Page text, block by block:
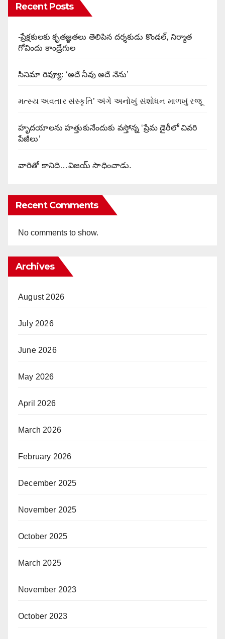
Recent Posts
-ప్రేక్షకులకు కృతజ్ఞతలు తెలిపిన దర్శకుడు కొండల్, నిర్మాత
గోవిందు కాండ్రేగుల
సినిమా రివ్యూ: ‘అదే నీవు అదే నేను’
મત્સ્ય અવતાર સંસ્કૃતિ’ અંગે અનોખું સંશોધન માળખું રજૂ
హృదయాలను హత్తుకునేందుకు వస్తోన్న ‘ప్రేమ డైరీలో చివరి
పేజీలు’
వారితో కానిది…విజయ్ సాధించాడు.
Recent Comments
No comments to show.
Archives
August 2026
July 2026
June 2026
May 2026
April 2026
March 2026
February 2026
December 2025
November 2025
October 2025
March 2025
November 2023
October 2023